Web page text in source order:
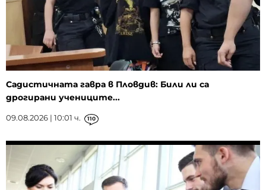
Садистичната гавра в Пловдив: Били ли са
дрогирани учениците...
09.08.2026 | 10:01 ч. 110